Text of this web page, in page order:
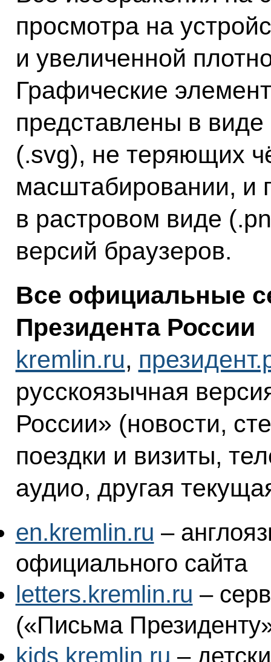
просмотра на
и увеличенной
Графические
представлены в
(.svg), не теряющих
масштабировании, и
в растровом виде
версий браузеров.
Все официальные
Президента России
kremlin.ru,
русскоязычная
России» (новости,
поездки и визиты,
аудио, другая
en.kremlin.ru –
официального сайта
letters.kremlin.ru –
(«Письма
kids.kremlin.ru –